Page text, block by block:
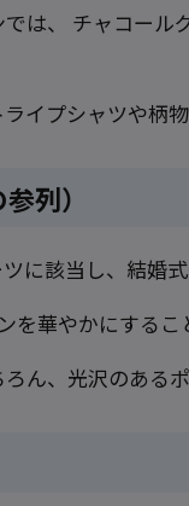
は、 チャコー
イプシャツや柄
列）
に該当し、結婚
華やかにするこ
ん、光沢のある